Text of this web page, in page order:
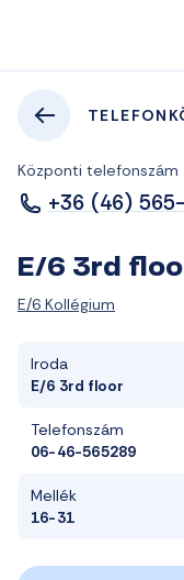
Központi telefonszám
+36 (46)
E/6 3rd
E/6 Kollégium
Iroda
E/6 3rd floor
Telefonszám
06-46-565289
Mellék
16-31